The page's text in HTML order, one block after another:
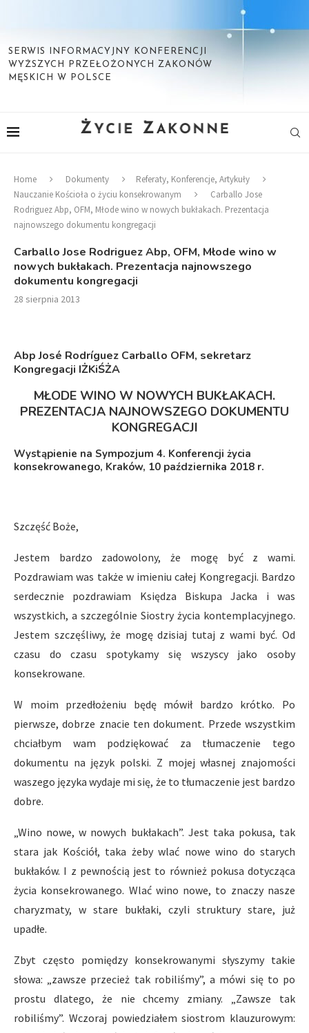
SERWIS INFORMACYJNY KONFERENCJI
WYŻSZYCH PRZEŁOŻONYCH ZAKONÓW
MĘSKICH W POLSCE
Home Dokumenty
Referaty, Konferencje, Artykuły
Nauczanie Kościoła o życiu konsekrowanym
Carballo Jose
Rodriguez Abp, OFM, Młode wino w nowych bukłakach. Prezentacja
najnowszego dokumentu kongregacji
Carballo Jose Rodriguez Abp, OFM, Młode wino w
nowych bukłakach. Prezentacja najnowszego
dokumentu kongregacji
28 sierpnia 2013
Abp José Rodríguez Carballo OFM, sekretarz
Kongregacji IŻKiŚŻA
MŁODE WINO W NOWYCH BUKŁAKACH.
PREZENTACJA NAJNOWSZEGO DOKUMENTU
KONGREGACJI
Wystąpienie na Sympozjum 4. Konferencji życia
konsekrowanego, Kraków, 10 października 2018 r.
Szczęść Boże,
Jestem bardzo zadowolony, że mogę być z wami.
Pozdrawiam was także w imieniu całej Kongregacji. Bardzo
serdecznie pozdrawiam Księdza Biskupa Jacka i was
wszystkich, a szczególnie Siostry życia kontemplacyjnego.
Jestem szczęśliwy, że mogę dzisiaj tutaj z wami być. Od
czasu do czasu spotykamy się wszyscy jako osoby
konsekrowane.
W moim przedłożeniu będę mówił bardzo krótko. Po
pierwsze, dobrze znacie ten dokument. Przede wszystkim
chciałbym wam podziękować za tłumaczenie tego
dokumentu na język polski. Z mojej własnej znajomości
waszego języka wydaje mi się, że to tłumaczenie jest bardzo
dobre.
„Wino nowe, w nowych bukłakach”. Jest taka pokusa, tak
stara jak Kościół, taka żeby wlać nowe wino do starych
bukłaków. I z pewnością jest to również pokusa dotycząca
życia konsekrowanego. Wlać wino nowe, to znaczy nasze
charyzmaty, w stare bukłaki, czyli struktury stare, już
upadłe.
Zbyt często pomiędzy konsekrowanymi słyszymy takie
słowa: „zawsze przecież tak robiliśmy”, a mówi się to po
prostu dlatego, że nie chcemy zmiany. „Zawsze tak
robiliśmy”. Wczoraj powiedziałem siostrom klauzurowym: